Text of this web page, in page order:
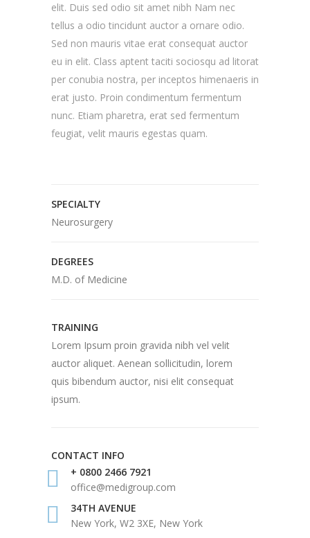
elit. Duis sed odio sit amet nibh Nam nec
tellus a odio tincidunt auctor a ornare odio.
Sed non mauris vitae erat consequat auctor
eu in elit. Class aptent taciti sociosqu ad litorat
per conubia nostra, per inceptos himenaeris in
erat justo. Proin condimentum fermentum
nunc. Etiam pharetra, erat sed fermentum
feugiat, velit mauris egestas quam.
SPECIALTY
Neurosurgery
DEGREES
M.D. of Medicine
TRAINING
Lorem Ipsum proin gravida nibh vel velit
auctor aliquet. Aenean sollicitudin, lorem
quis bibendum auctor, nisi elit consequat
ipsum.
CONTACT INFO
+ 0800 2466 7921
office@medigroup.com
34TH AVENUE
New York, W2 3XE, New York